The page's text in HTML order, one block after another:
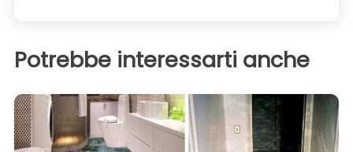
Potrebbe interessarti anche